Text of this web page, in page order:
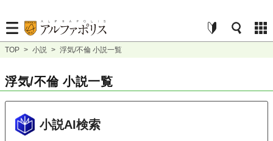
TOP > 小説 > 浮気/不倫 小説一覧
浮気/不倫 小説一覧
小説AI検索